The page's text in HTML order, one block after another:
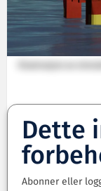
Dette
Abonner eller